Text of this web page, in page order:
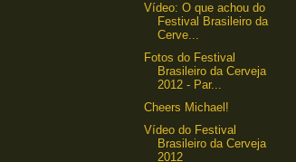
Vídeo: O que achou do
Festival Brasileiro da
Cerve...
Fotos do Festival
Brasileiro da Cerveja
2012 - Par...
Cheers Michael!
Vídeo do Festival
Brasileiro da Cerveja
2012